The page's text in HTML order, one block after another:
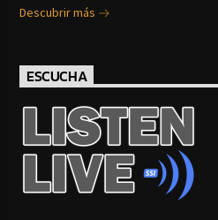
Descubrir más
ESCUCHA